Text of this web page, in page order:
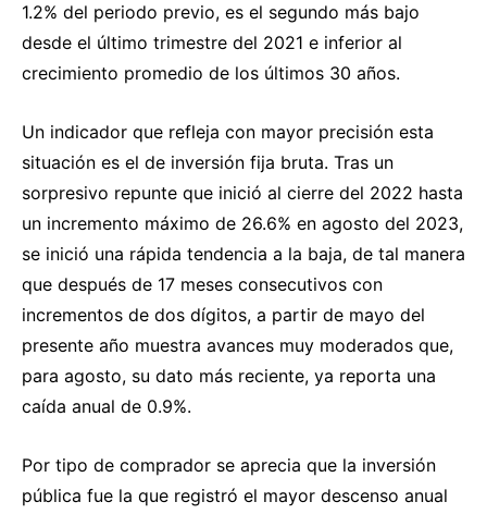
1.2% del periodo previo, es el segundo más bajo
desde el último trimestre del 2021 e inferior al
crecimiento promedio de los últimos 30 años.
Un indicador que refleja con mayor precisión esta
situación es el de inversión fija bruta. Tras un
sorpresivo repunte que inició al cierre del 2022 hasta
un incremento máximo de 26.6% en agosto del 2023,
se inició una rápida tendencia a la baja, de tal manera
que después de 17 meses consecutivos con
incrementos de dos dígitos, a partir de mayo del
presente año muestra avances muy moderados que,
para agosto, su dato más reciente, ya reporta una
caída anual de 0.9%.
Por tipo de comprador se aprecia que la inversión
pública fue la que registró el mayor descenso anual